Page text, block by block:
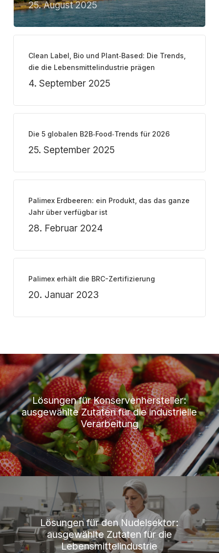
25. August 2025
Clean Label, Bio und Plant‑Based: Die Trends,
die die Lebensmittelindustrie prägen
4. September 2025
Die 5 globalen B2B‑Food‑Trends für 2026
25. September 2025
Palimex Erdbeeren: ein Produkt, das das ganze
Jahr über verfügbar ist
28. Februar 2024
Palimex erhält die BRC-Zertifizierung
20. Januar 2023
Lösungen für Konservenhersteller:
ausgewählte Zutaten für die industrielle
Verarbeitung
Lösungen für den Nudelsektor:
ausgewählte Zutaten für die
Lebensmittelindustrie